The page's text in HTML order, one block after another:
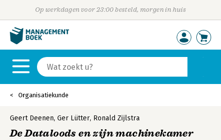
Op werkdagen voor 23:00 besteld, morgen in huis
Organisatiekunde
Geert Deenen, Ger Lütter, Ronald Zijlstra
De Dataloods en zijn machinekamer